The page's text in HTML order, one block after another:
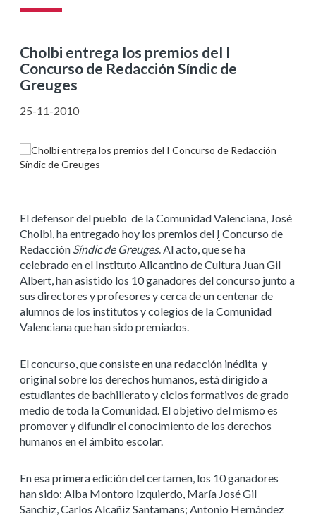
Cholbi entrega los premios del I
Concurso de Redacción Síndic de
Greuges
25-11-2010
El defensor del pueblo de la Comunidad Valenciana, José
Cholbi, ha entregado hoy los premios del I Concurso de
Redacción Síndic de Greuges. Al acto, que se ha
celebrado en el Instituto Alicantino de Cultura Juan Gil
Albert, han asistido los 10 ganadores del concurso junto a
sus directores y profesores y cerca de un centenar de
alumnos de los institutos y colegios de la Comunidad
Valenciana que han sido premiados.
El concurso, que consiste en una redacción inédita y
original sobre los derechos humanos, está dirigido a
estudiantes de bachillerato y ciclos formativos de grado
medio de toda la Comunidad. El objetivo del mismo es
promover y difundir el conocimiento de los derechos
humanos en el ámbito escolar.
En esa primera edición del certamen, los 10 ganadores
han sido: Alba Montoro Izquierdo, María José Gil
Sanchiz, Carlos Alcañiz Santamans; Antonio Hernández